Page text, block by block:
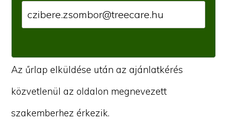
Az űrlap elküldése után az ajánlatkérés
közvetlenül az oldalon megnevezett
szakemberhez érkezik.